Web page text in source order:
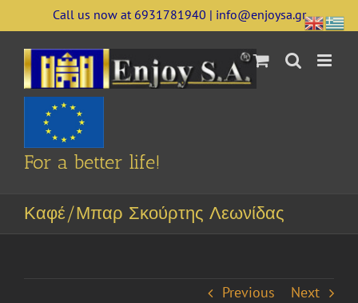
to
content
Call us now at 6931781940 | info@enjoysa.gr
For a better life!
Καφέ/Μπαρ Σκούρτης Λεωνίδας
Previous Next